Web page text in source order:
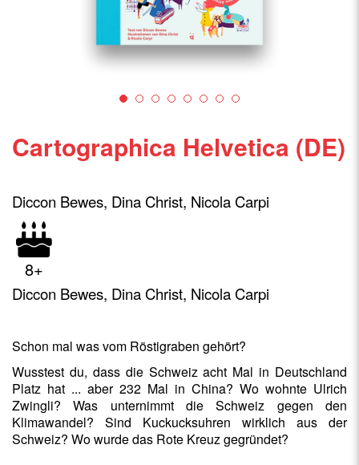
Cartographica Helvetica (DE)
Diccon Bewes, Dina Christ, Nicola Carpi
8+
Diccon Bewes, Dina Christ, Nicola Carpi
Schon mal was vom Röstigraben gehört?
Wusstest du, dass die Schweiz acht Mal in Deutschland
Platz hat ... aber 232 Mal in China? Wo wohnte Ulrich
Zwingli? Was unternimmt die Schweiz gegen den
Klimawandel? Sind Kuckucksuhren wirklich aus der
Schweiz? Wo wurde das Rote Kreuz gegründet?